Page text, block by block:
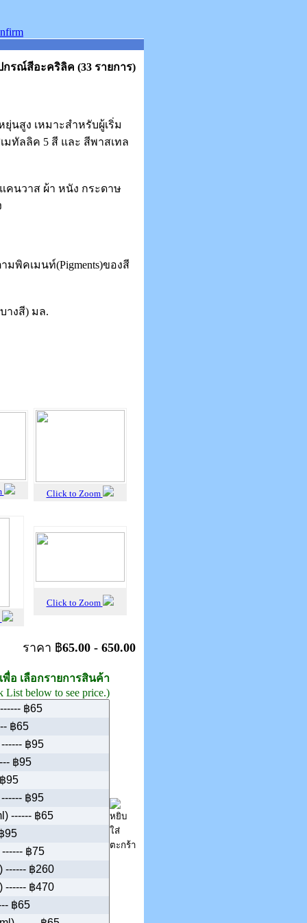
รณ์สีอะคริลิค (33 รายการ)
นสูง เหมาะสำหรับผู้เริ่ม
มทัลลิค 5 สี และ สีพาสเทล
คนวาส ผ้า หนัง กระดาษ
พิคเมนท์(Pigments)ของสี
างสี) มล.
Click to Zoom
Click to Zoom
ราคา ฿65.00 - 650.00
อ เลือกรายการสินค้า
List below to see price.)